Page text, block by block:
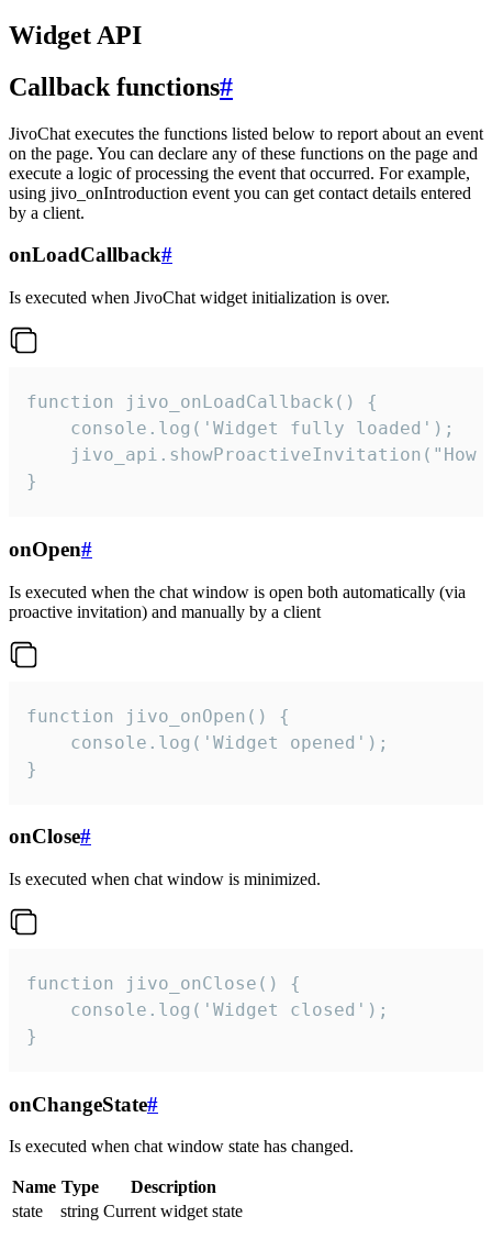
Widget API
Callback functions#
JivoChat executes the functions listed below to report about an event
on the page. You can declare any of these functions on the page and
execute a logic of processing the event that occurred. For example,
using jivo_onIntroduction event you can get contact details entered
by a client.
onLoadCallback#
Is executed when JivoChat widget initialization is over.
function jivo_onLoadCallback() {
    console.log('Widget fully loaded');
jivo_api.showProactiveInvitation("How
}
onOpen#
Is executed when the chat window is open both automatically (via
proactive invitation) and manually by a client
function jivo_onOpen() {
    console.log('Widget opened');
}
onClose#
Is executed when chat window is minimized.
function jivo_onClose() {
    console.log('Widget closed');
}
onChangeState#
Is executed when chat window state has changed.
Name Type
Description
state
string Current widget state